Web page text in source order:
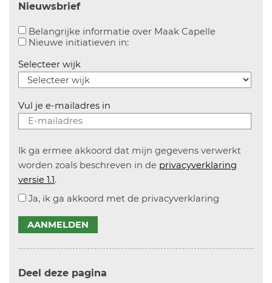
Nieuwsbrief
Belangrijke informatie over Maak CapelleAanvinken
Nieuwe initiatieven in:Aanvinken om informatie over
Selecteer wijk
Vul je e-mailadres in
Ik ga ermee akkoord dat mijn gegevens verwerkt
worden zoals beschreven in de privacyverklaring
versie 1.1.
Ja, ik ga akkoord met de privacyverklaring
AANMELDEN
Deel deze pagina